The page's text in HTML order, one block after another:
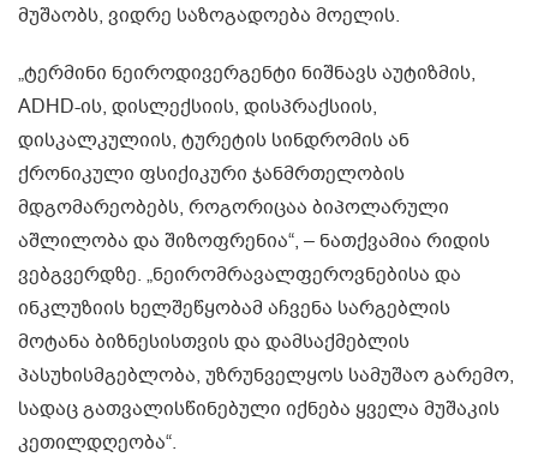
მუშაობს, ვიდრე საზოგადოება მოელის.
„ტერმინი ნეიროდივერგენტი ნიშნავს აუტიზმის,
ADHD-ის, დისლექსიის, დისპრაქსიის,
დისკალკულიის, ტურეტის სინდრომის ან
ქრონიკული ფსიქიკური ჯანმრთელობის
მდგომარეობებს, როგორიცაა ბიპოლარული
აშლილობა და შიზოფრენია“, – ნათქვამია რიდის
ვებგვერდზე. „ნეირომრავალფეროვნებისა და
ინკლუზიის ხელშეწყობამ აჩვენა სარგებლის
მოტანა ბიზნესისთვის და დამსაქმებლის
პასუხისმგებლობა, უზრუნველყოს სამუშაო გარემო,
სადაც გათვალისწინებული იქნება ყველა მუშაკის
კეთილდღეობა“.